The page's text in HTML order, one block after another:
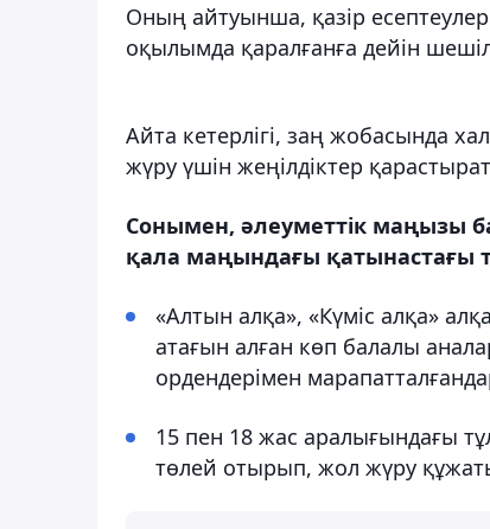
Оның айтуынша, қазір
оқылымда қаралғанға дейін
Айта кетерлігі, заң жобасында
жүру үшін жеңілдіктер
Сонымен, әлеуметтік маңызы
қала маңындағы қатынастағы
«Алтын алқа», «Күміс алқа»
атағын алған көп балалы
ордендерімен
15 пен 18 жас аралығындағы
төлей отырып, жол жүру